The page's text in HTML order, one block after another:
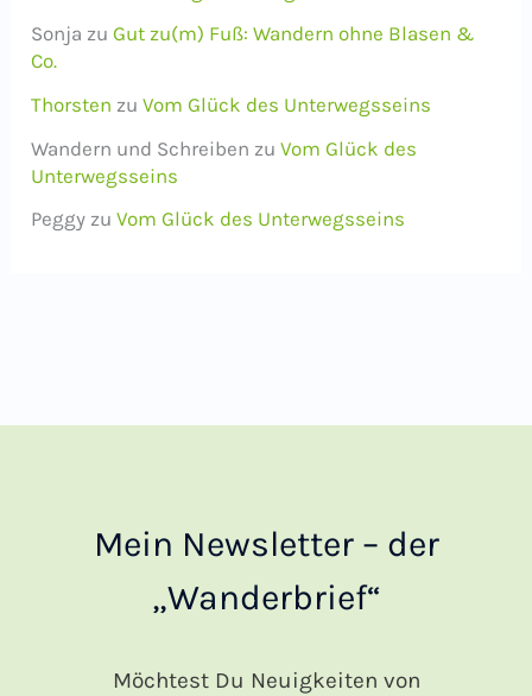
Sonja zuGut zu(m) Fuß: Wandern ohne Blasen &
Co.
Thorsten zuVom Glück des Unterwegsseins
Wandern und Schreiben zuVom Glück des
Unterwegsseins
Peggy zuVom Glück des Unterwegsseins
Mein Newsletter – der
„Wanderbrief“
Möchtest Du Neuigkeiten von